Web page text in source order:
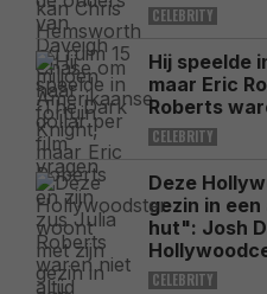
CELEBRITY
Hij speelde
maar Eric
Roberts
CELEBRITY
Deze
gezin in
hut": Josh
CELEBRITY